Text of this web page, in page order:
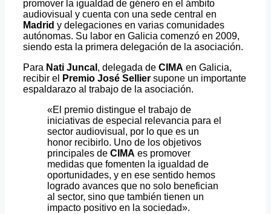
promover la igualdad de género en el ámbito
audiovisual y cuenta con una sede central en
Madrid y delegaciones en varias comunidades
autónomas. Su labor en Galicia comenzó en 2009,
siendo esta la primera delegación de la asociación.
Para Nati Juncal , delegada de CIMA en Galicia,
recibir el
Premio José Sellier supone un importante
espaldarazo al trabajo de la asociación.
«El premio distingue el trabajo de
iniciativas de especial relevancia para el
sector audiovisual, por lo que es un
honor recibirlo. Uno de los objetivos
principales de CIMA es promover
medidas que fomenten la igualdad de
oportunidades, y en ese sentido hemos
logrado avances que no solo benefician
al sector, sino que también tienen un
impacto positivo en la sociedad».